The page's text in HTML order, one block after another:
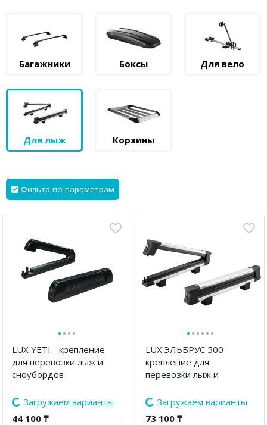
Багажники Боксы Для вело
Для лыж Корзины
Фильтр по параметрам
····
LUX YETI - крепление
для перевозки лыж и
сноубордов
Загружаем варианты
44 100 ₸
······
LUX ЭЛЬБРУС 500 -
крепление для
перевозки лыж и
Загружаем варианты
73 100 ₸